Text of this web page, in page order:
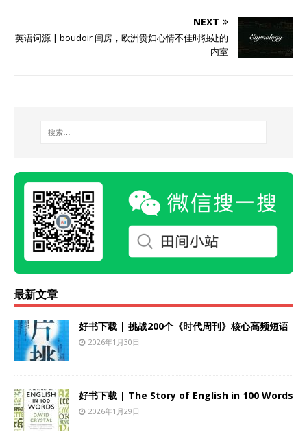
NEXT
英语词源 | boudoir 闺房，欧洲贵妇心情不佳时独处的
内室
最新文章
好书下载 | 挑战200个《时代周刊》核心高频短语
2026年1月30日
好书下载 | The Story of English in 100 Words
2026年1月29日